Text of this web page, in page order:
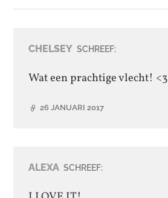
CHELSEY SCHREEF:
Wat een prachtige vlecht! <3
26 JANUARI 2017
ALEXA SCHREEF: